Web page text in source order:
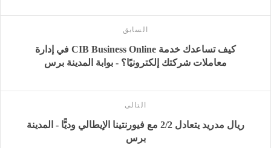
السابق
كيف تساعدك خدمة CIB Business Online في إدارة
معاملات شركتك إلكترونيًا؟ - بوابة المدينة برس
التالى
ريال مدريد يتعادل 2/2 مع فيورنتينا الإيطالي وديًّا - المدينة
برس